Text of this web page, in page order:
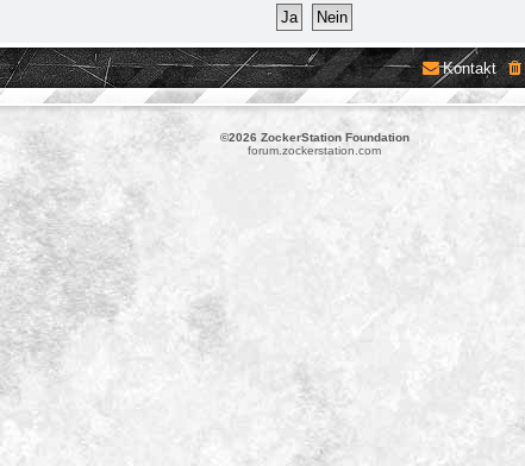
Kontakt
©2026 ZockerStation Foundation
forum.zockerstation.com